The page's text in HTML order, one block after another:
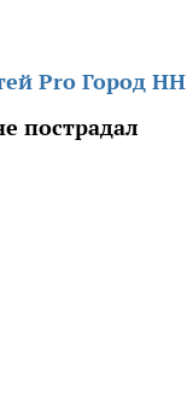
Pro Город НН
пострадал